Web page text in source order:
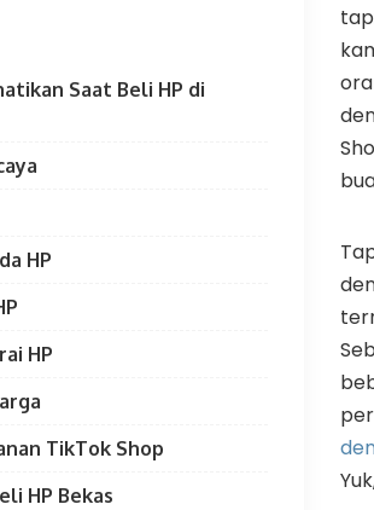
Saat Beli HP di
HP
HP
TikTok Shop
HP Bekas